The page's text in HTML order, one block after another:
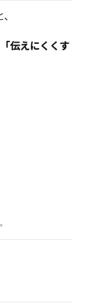
伝えにくくす